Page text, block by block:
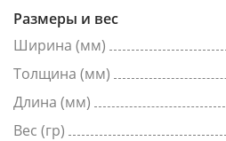
Размеры и вес
Ширина (мм)
Толщина (мм)
Длина (мм)
Вес (гр)